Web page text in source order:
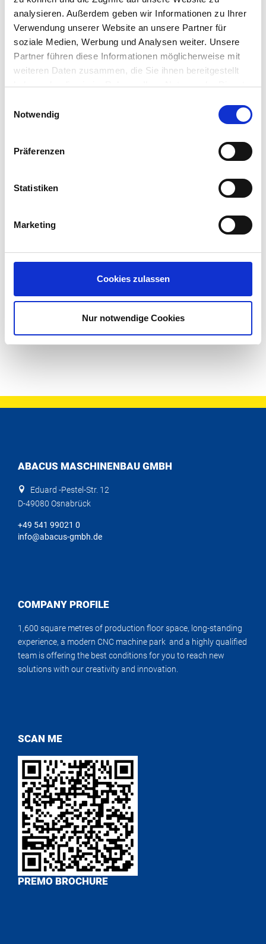
analysieren. Außerdem geben wir Informationen zu Ihrer
Verwendung unserer Website an unsere Partner für
soziale Medien, Werbung und Analysen weiter. Unsere
Partner führen diese Informationen möglicherweise mit
weiteren Daten zusammen, die Sie ihnen bereitgestellt
haben oder die sie im Rahmen Ihrer Nutzung der Dienste
Notwendig
Präferenzen
Statistiken
Marketing
Cookies zulassen
Nur notwendige Cookies
ABACUS MASCHINENBAU GMBH
Eduard -Pestel-Str. 12
D-49080 Osnabrück
+49 541 99021 0
info@abacus-gmbh.de
COMPANY PROFILE
1,600 square metres of production floor space, long-standing
experience, a modern CNC machine park and a highly qualified
team is offering the best conditions for you to reach new
solutions with our creativity and innovation.
SCAN ME
PREMO BROCHURE